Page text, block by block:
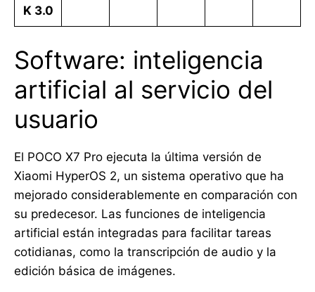
K 3.0
Software: inteligencia
artificial al servicio del
usuario
El POCO X7 Pro ejecuta la última versión de
Xiaomi HyperOS 2, un sistema operativo que ha
mejorado considerablemente en comparación con
su predecesor. Las funciones de inteligencia
artificial están integradas para facilitar tareas
cotidianas, como la transcripción de audio y la
edición básica de imágenes.